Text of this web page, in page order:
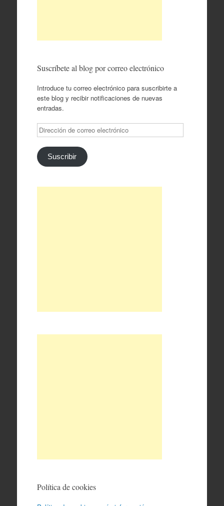
Suscríbete al blog por correo electrónico
Introduce tu correo electrónico para suscribirte a
este blog y recibir notificaciones de nuevas
entradas.
Dirección
de
correo
electrónico
Suscribir
Política de cookies